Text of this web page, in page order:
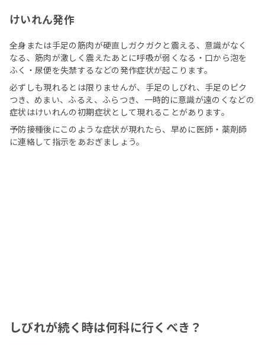
けいれん発作
全身または手足の筋肉が硬直しガクガクと震える、意識がなく
なる、筋肉が激しく震えたあとに呼吸が弱くなる・口から泡を
ふく・尿便を失禁するなどの発作症状が起こります。
必ずしも現れるとは限りませんが、手足のしびれ、手足のピク
つき、めまい、ふるえ、ふらつき、一時的に意識が遠のくなどの
症状はけいれんの初期症状として現れることがあります。
予防接種後にこのような症状が現れたら、早めに医師・薬剤師
に連絡して指示をあおぎましょう。
しびれが続く時は何科に行くべき？